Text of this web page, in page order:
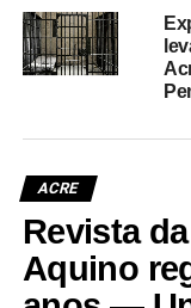
ACRE
Revista
Aquino